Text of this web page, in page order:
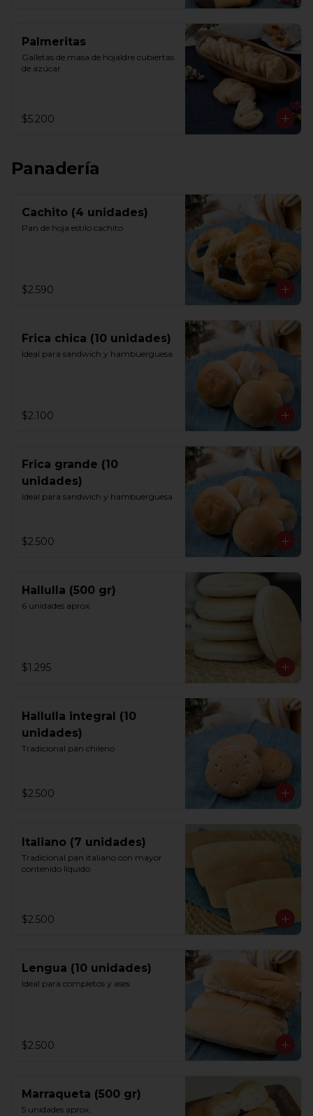
Palmeritas
Galletas de masa de hojaldre cubiertas
de azúcar
$5.200
Panadería
Cachito (4 unidades)
Pan de hoja estilo cachito
$2.590
Frica chica (10 unidades)
Ideal para sandwich y hambuerguesa
$2.100
Frica grande (10
unidades)
Ideal para sandwich y hambuerguesa
$2.500
Hallulla (500 gr)
6 unidades aprox
$1.295
Hallulla integral (10
unidades)
Tradicional pan chileno
$2.500
Italiano (7 unidades)
Tradicional pan italiano con mayor
contenido líquido
$2.500
Lengua (10 unidades)
Ideal para completos y ases
$2.500
Marraqueta (500 gr)
5 unidades aprox.